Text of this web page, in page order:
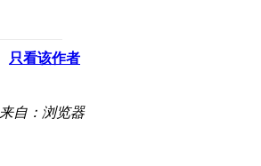
只看该作者
来自：浏览器